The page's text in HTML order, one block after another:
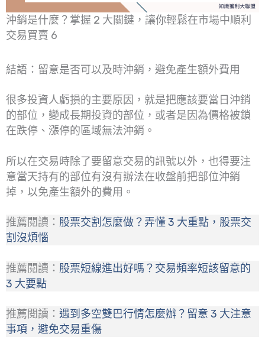
沖銷是什麼？掌握 2 大關鍵，讓你輕鬆在市場中順利
交易買賣 6
結語：留意是否可以及時沖銷，避免產生額外費用
很多投資人虧損的主要原因，就是把應該要當日沖銷
的部位，變成長期投資的部位，或者是因為價格被鎖
在跌停、漲停的區域無法沖銷。
所以在交易時除了要留意交易的訊號以外，也得要注
意當天持有的部位有沒有辦法在收盤前把部位沖銷
掉，以免產生額外的費用。
推薦閱讀： 股票交割怎麼做？弄懂 3 大重點，股票交
割沒煩惱
推薦閱讀： 股票短線進出好嗎？交易頻率短該留意的
3 大要點
推薦閱讀： 遇到多空雙巴行情怎麼辦？留意 3 大注意
事項，避免交易重傷